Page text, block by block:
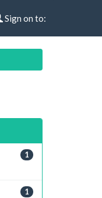
Sign on to:
1
1